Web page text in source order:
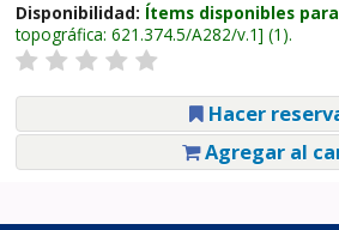
Disponibilidad: Ítems disponibles
topográfica: 621.374.5/A282/v.1 (1).
Hacer
Agregar al